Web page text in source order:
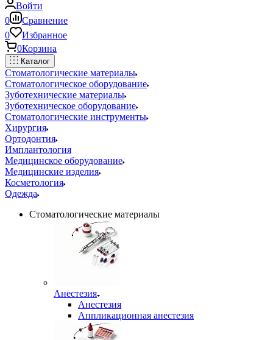
Войти
0
Сравнение
0
Избранное
0Корзина
Каталог
Стоматологические материалы
Стоматологическое оборудование
Зуботехнические материалы
Зуботехническое оборудование
Стоматологические инструменты
Хирургия
Ортодонтия
Имплантология
Медицинское оборудование
Медицинские изделия
Косметология
Одежда
Стоматологические материалы
Анестезия
Анестезия
Аппликационная анестезия